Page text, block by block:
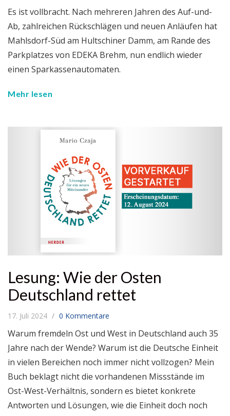
Es ist vollbracht. Nach mehreren Jahren des Auf-und-
Ab, zahlreichen Rückschlägen und neuen Anläufen hat
Mahlsdorf-Süd am Hultschiner Damm, am Rande des
Parkplatzes von EDEKA Brehm, nun endlich wieder
einen Sparkassenautomaten.
Mehr lesen
Lesung: Wie der Osten
Deutschland rettet
17. Juli 2024 0 Kommentare
Warum fremdeln Ost und West in Deutschland auch 35
Jahre nach der Wende? Warum ist die Deutsche Einheit
in vielen Bereichen noch immer nicht vollzogen? Mein
Buch beklagt nicht die vorhandenen Missstände im
Ost-West-Verhältnis, sondern es bietet konkrete
Antworten und Lösungen, wie die Einheit doch noch